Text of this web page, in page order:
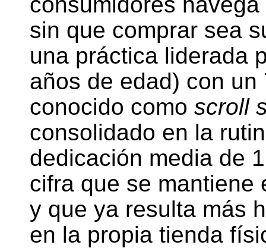
sin que comprar sea
una práctica liderada
años de edad) con
conocido como scroll
consolidado en la
dedicación media de
cifra que se mantiene
y que ya resulta más
en la propia tienda